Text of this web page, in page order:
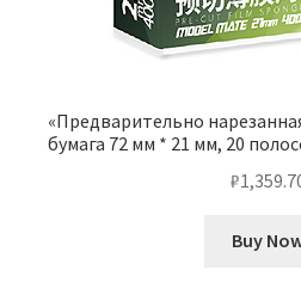
«Предварительно
бумага 72 мм * 21 мм, 20
₽
Buy